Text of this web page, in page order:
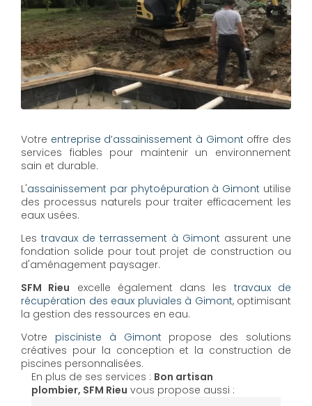
Votre entreprise d’assainissement à Gimont offre des
services fiables pour maintenir un environnement
sain et durable.
L'assainissement par phytoépuration à Gimont utilise
des processus naturels pour traiter efficacement les
eaux usées.
Les travaux de terrassement à Gimont assurent une
fondation solide pour tout projet de construction ou
d'aménagement paysager.
SFM Rieu excelle également dans les travaux de
récupération des eaux pluviales à Gimont, optimisant
la gestion des ressources en eau.
Votre pisciniste à Gimont propose des solutions
créatives pour la conception et la construction de
piscines personnalisées.
En plus de ses services : Bon artisan
plombier, SFM Rieu vous propose aussi :